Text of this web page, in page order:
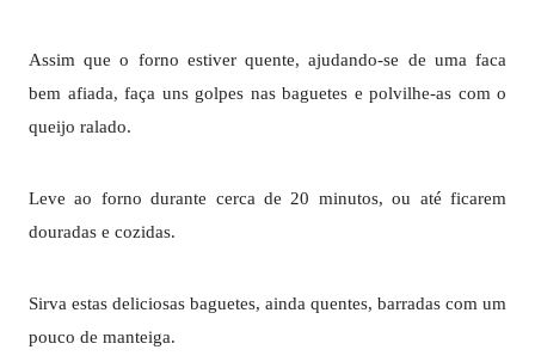
Assim que o forno estiver quente, ajudando-se de uma faca
bem afiada, faça uns golpes nas baguetes e polvilhe-as com o
queijo ralado.
Leve ao forno durante cerca de 20 minutos, ou até ficarem
douradas e cozidas.
Sirva estas deliciosas baguetes, ainda quentes, barradas com um
pouco de manteiga.